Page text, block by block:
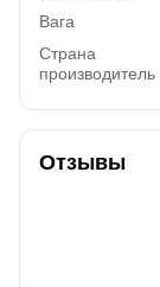
Вага
Страна
производитель
Отзывы